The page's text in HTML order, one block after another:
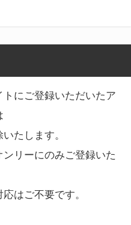
トにご登録いただいたア
たします。
リーにのみご登録いた
はご不要です。